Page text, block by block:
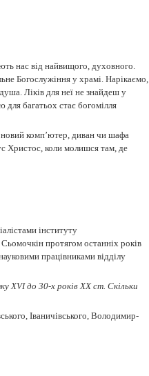
нас від найвищого, духовного.
Богослужіння у храмі. Нарікаємо,
Ліків для неї не знайдеш у
для багатьох стає богомілля
комп’ютер, диван чи шафа
Христос, коли молишся там, де
інституту
протягом останніх років
працівниками відділу
ХVI до 30-х років ХХ ст. Скільки
Іваничівського, Володимир-